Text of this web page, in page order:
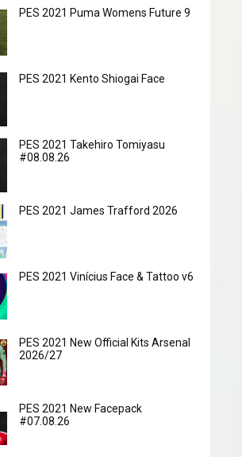
PES 2021 Puma Womens Future 9
PES 2021 Kento Shiogai Face
PES 2021 Takehiro Tomiyasu
#08.08.26
PES 2021 James Trafford 2026
PES 2021 Vinícius Face & Tattoo v6
PES 2021 New Official Kits Arsenal
2026/27
PES 2021 New Facepack
#07.08.26